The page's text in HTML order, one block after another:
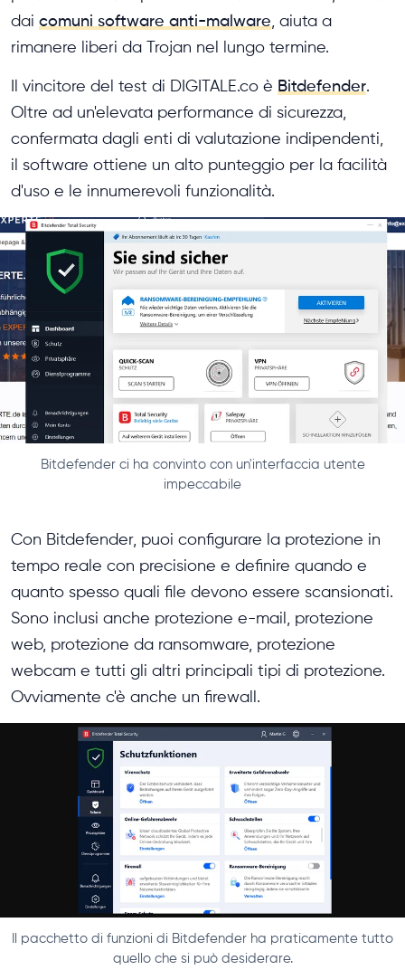
dai comuni software anti-malware , aiuta a
rimanere liberi da Trojan nel lungo termine.
Il vincitore del test di DIGITALE.co è Bitdefender.
Oltre ad un'elevata performance di sicurezza,
confermata dagli enti di valutazione indipendenti,
il software ottiene un alto punteggio per la facilità
d'uso e le innumerevoli funzionalità.
Bitdefender ci ha convinto con un'interfaccia utente
impeccabile
Con Bitdefender, puoi configurare la protezione in
tempo reale con precisione e definire quando e
quanto spesso quali file devono essere scansionati.
Sono inclusi anche protezione e-mail, protezione
web, protezione da ransomware, protezione
webcam e tutti gli altri principali tipi di protezione.
Ovviamente c'è anche un firewall.
Il pacchetto di funzioni di Bitdefender ha praticamente tutto
quello che si può desiderare.